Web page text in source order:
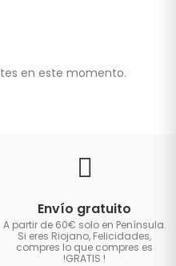
en este momento.
Envío gratuito
A partir de 60€ solo en Península.
Si eres Riojano, Felicidades,
compres lo que compres es
!GRATIS !